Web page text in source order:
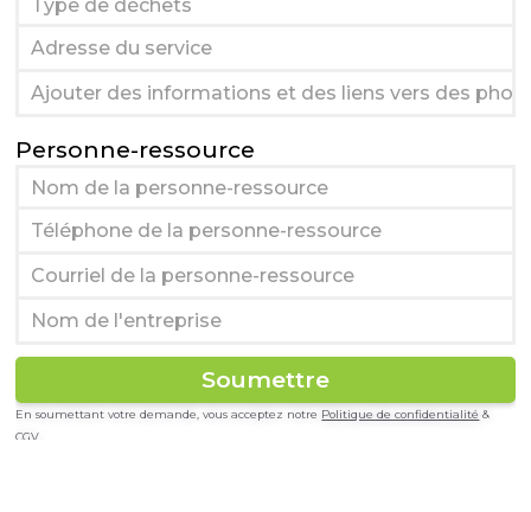
Personne-ressource
En soumettant votre demande, vous acceptez notre Politique de confidentialité &
CGV